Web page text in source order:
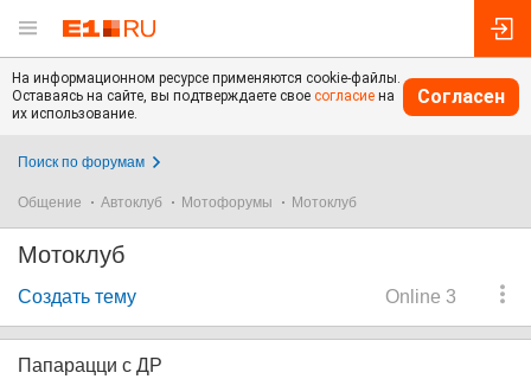
На информационном ресурсе применяются cookie-файлы.
Оставаясь на сайте, вы подтверждаете свое согласие на
их использование.
Согласен
Поиск по форумам
Общение Автоклуб Мотофорумы Мотоклуб
Мотоклуб
Online 3
Создать тему
Папарацци с ДР